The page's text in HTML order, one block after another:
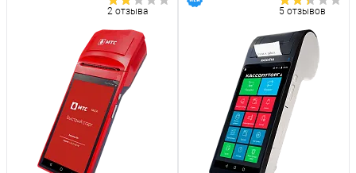
2 отзыва 5 отзывов